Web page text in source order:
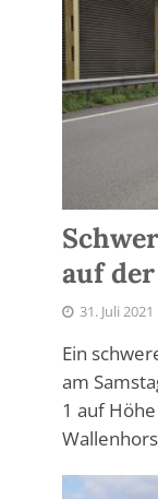
auf
31. Juli 2021
Ein
am
1 auf